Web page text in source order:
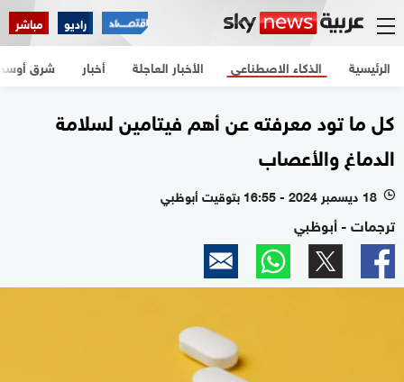
راديو مباشر
الرئيسية الأخبار العاجلة أخبار شرق الذكاء الاصطناعي
كل ما تود معرفته عن أهم فيتامين لسلامة
الدماغ والأعصاب
l 18 ديسمبر 2024 - 16:55 بتوقيت أبوظبي
ترجمات - أبوظبي